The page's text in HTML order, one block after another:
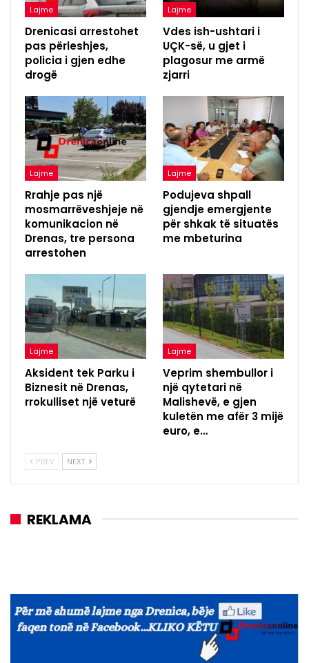
Lajme
Drenicasi arrestohet
pas përleshjes,
policia i gjen edhe
drogë
Lajme
Vdes ish-ushtari i
UÇK-së, u gjet i
plagosur me armë
zjarri
Lajme
Rrahje pas një
mosmarrëveshjeje në
komunikacion në
Drenas, tre persona
arrestohen
Lajme
Podujeva shpall
gjendje emergjente
për shkak të situatës
me mbeturina
Lajme
Aksident tek Parku i
Biznesit në Drenas,
rrokulliset një veturë
Lajme
Veprim shembullor i
një qytetari në
Malishevë, e gjen
kuletën me afër 3 mijë
euro, e…
PREV NEXT
REKLAMA